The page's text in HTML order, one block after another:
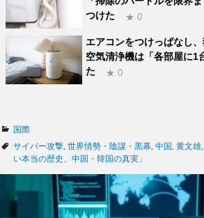
つけた
★ 0
エアコンをつけっぱなし
空気清浄機は「各部屋に1
た
★ 0
カ
テ
ゴ
国際
タ
グ
サイバー攻撃 世界情勢・陰謀・黒幕 中国 黄文雄
い本当の歴史、中国・韓国の真実」